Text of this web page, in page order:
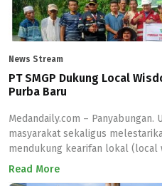
News Stream
PT SMGP Dukung Local
Purba Baru
Medandaily.com –
masyarakat sekaligus
mendukung kearifan lokal (local
Geotermal Power) perusahaan
Read More